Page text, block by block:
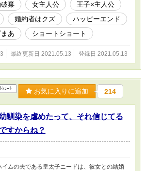
棄 女主人公
王子×主人公
婚約者はクズ
ハッピーエンド
あ ショートショート
最終更新日 2021.05.13 登録日 2021.05.13
ｼｮｰﾄ お気に入りに追加 214
馴染を虐めたって、それ信じてる
すからね？
イムの夫である皇太子ニードは、彼女との結婚